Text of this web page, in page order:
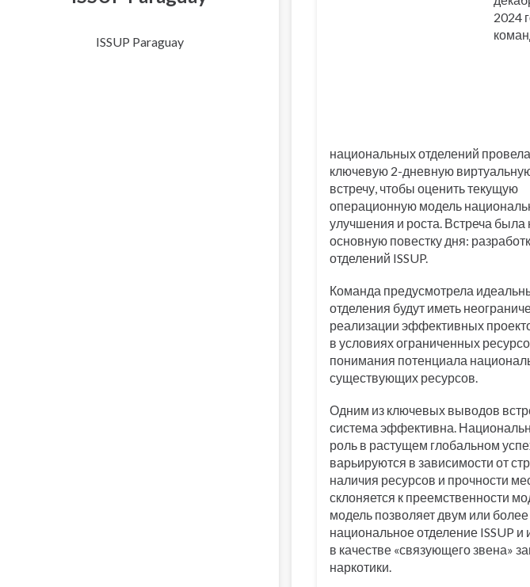
ISSUP Paraguay
2024
национальных отделений провела
ключевую 2-дневную
встречу, чтобы оценить текущую
операционную модель
улучшения и роста. Встреча была
основную повестку дня:
отделений ISSUP.
Команда предусмотрела
отделения будут иметь
реализации эффективных
в условиях ограниченных
понимания потенциала
существующих ресурсов.
Одним из ключевых выводов
система эффективна.
роль в растущем глобальном
варьируются в зависимости от
наличия ресурсов и прочности
склоняется к преемственности
модель позволяет двум или
национальное отделение ISSUP
в качестве «связующего звена»
наркотики.